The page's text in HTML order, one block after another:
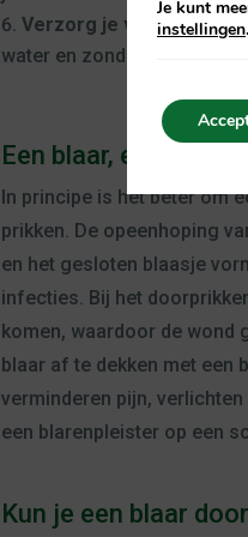
Verzorg je voeten goed.
water en zonder zeep.
Een blaar, en nu?
In principe is het beter om
prikken. De opeenhoping
en het gesloten blaasje
infecties. Bij het
komen, waardoor de wond
blaar af te dekken met een
verminderen pijn,
een blarenpleister op een
Kun je een blaar
Je kunt
instellingen.